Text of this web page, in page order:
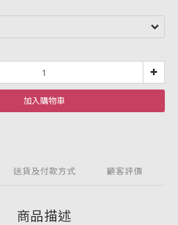
加入購物車
送貨及付款方式 顧客評價
商品描述